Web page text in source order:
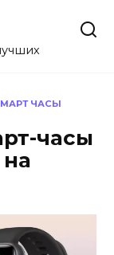
ЧАСЫ
часы